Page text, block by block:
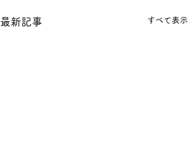
最新記事 すべて表示